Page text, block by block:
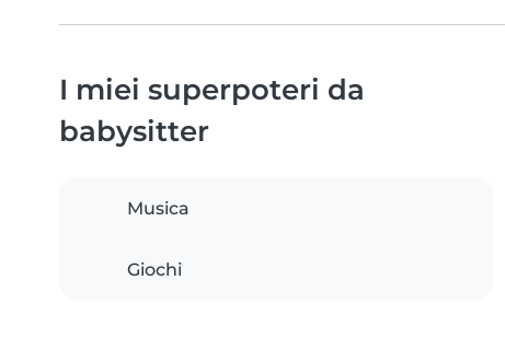
I miei superpoteri da
babysitter
Musica
Giochi